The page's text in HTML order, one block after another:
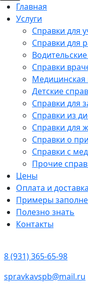
Главная
Услуги
Справки для
Справки для
Справки
Медицинская
Детские
Справки для
Справки из
Справки для
Справки о
Справки с
Прочие
Цены
Оплата и доставка
Примеры
Полезно знать
Контакты
8 (931) 365-65-98
spravkavspb@mail.ru